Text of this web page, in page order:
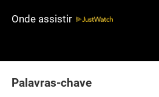
Onde assistir
Palavras-chave